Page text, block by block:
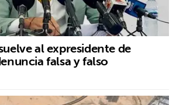
al expresidente de
falsa y falso